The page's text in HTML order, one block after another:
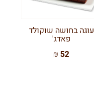
עוגה בחושה שוקולד
פאדג'
52 ₪